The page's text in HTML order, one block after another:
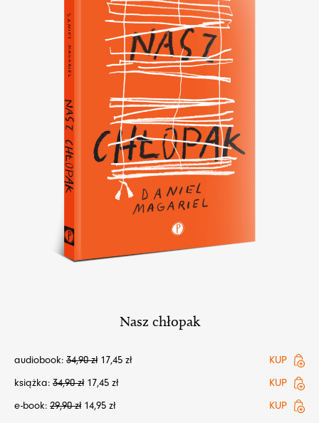
Nasz chłopak
audiobook: 34,90zł 17,45 zł
KUP
książka: 34,90zł 17,45 zł
KUP
e-book: 29,90zł 14,95 zł KUP